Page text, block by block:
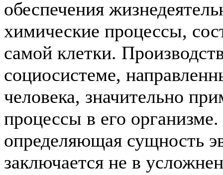
обеспечения
химические процессы,
самой клетки.
социосистеме,
человека, значительно
процессы в его
определяющая сущность
заключается не в